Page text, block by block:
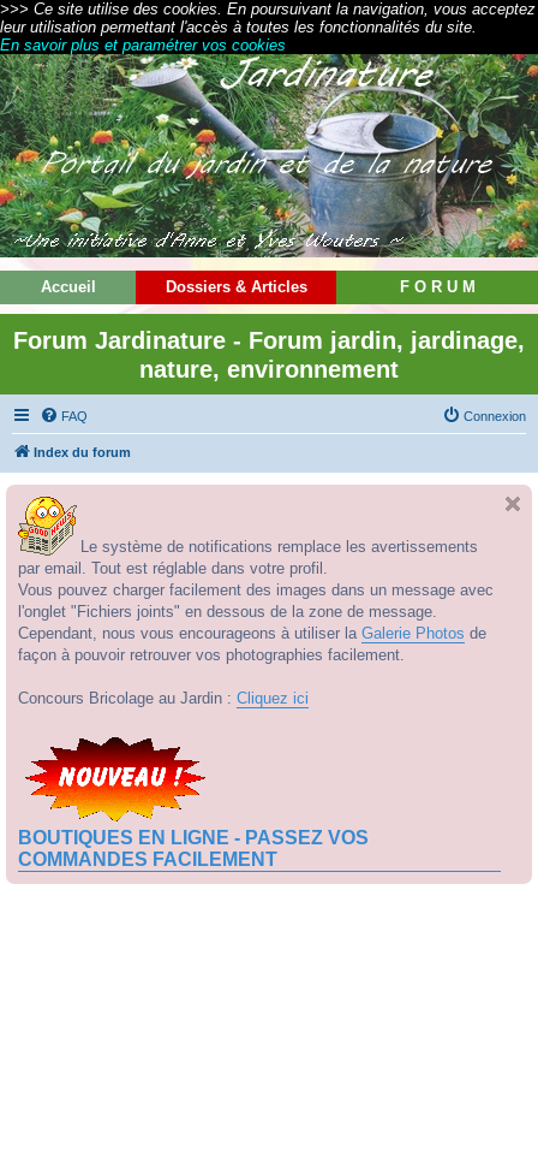
>>> Ce site utilise des cookies. En poursuivant la navigation, vous acceptez
leur utilisation permettant l'accès à toutes les fonctionnalités du site.
En savoir plus et paramétrer vos cookies
Accueil Dossiers & Articles F O R U M
Forum Jardinature - Forum jardin, jardinage,
nature, environnement
FAQ Connexion
Index du forum
Le système de notifications remplace les avertissements
par email. Tout est réglable dans votre profil.
Vous pouvez charger facilement des images dans un message avec
l'onglet "Fichiers joints" en dessous de la zone de message.
Cependant, nous vous encourageons à utiliser la Galerie Photos de
façon à pouvoir retrouver vos photographies facilement.
Concours Bricolage au Jardin : Cliquez ici
BOUTIQUES EN LIGNE - PASSEZ VOS
COMMANDES FACILEMENT